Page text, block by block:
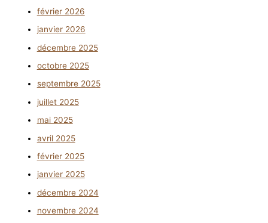
février 2026
janvier 2026
décembre 2025
octobre 2025
septembre 2025
juillet 2025
mai 2025
avril 2025
février 2025
janvier 2025
décembre 2024
novembre 2024